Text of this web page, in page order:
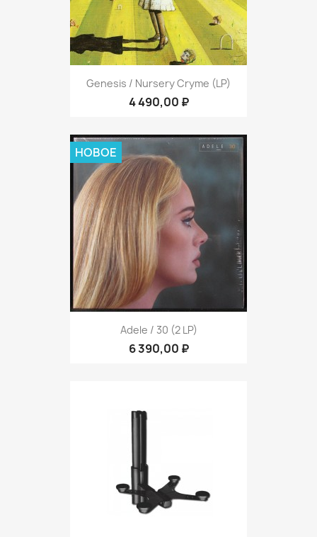
Genesis / Nursery Cryme (LP)
4 490,00 ₽
Adele / 30 (2 LP)
6 390,00 ₽
НОВОЕ